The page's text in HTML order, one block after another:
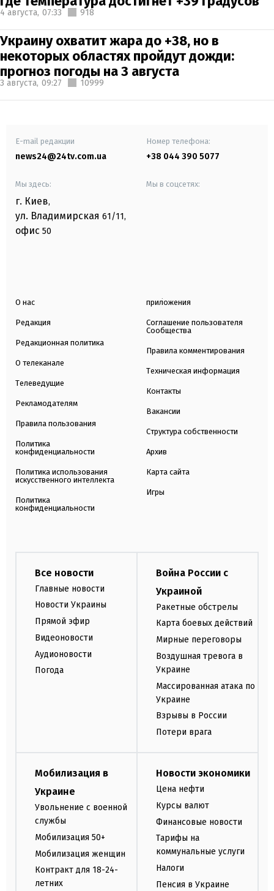
4 августа, 07:33 918
Украину охватит жара до +38, но в
некоторых областях пройдут дожди:
прогноз погоды на 3 августа
3 августа, 09:27 10999
E-mail редакции
news24@24tv.com.ua
Номер телефона:
+38 044 390 5077
Мы здесь:
г. Киев,
ул. Владимирская 61/11,
офис 50
Мы в соцсетях:
О нас
Редакция
Редакционная политика
О телеканале
Телеведущие
Рекламодателям
Правила пользования
Политика
конфиденциальности
Политика использования
искусственного интеллекта
Политика
конфиденциальности
приложения
Соглашение пользователя
Сообщества
Правила комментирования
Техническая информация
Контакты
Вакансии
Структура собственности
Архив
Карта сайта
Игры
Все новости
Главные новости
Новости Украины
Прямой эфир
Видеоновости
Аудионовости
Погода
Война России с
Украиной
Ракетные обстрелы
Карта боевых действий
Мирные переговоры
Воздушная тревога в
Украине
Массированная атака по
Украине
Взрывы в России
Потери врага
Мобилизация в
Украине
Увольнение с военной
службы
Мобилизация 50+
Мобилизация женщин
Контракт для 18-24-
летних
Новости экономики
Цена нефти
Курсы валют
Финансовые новости
Тарифы на
коммунальные услуги
Налоги
Пенсия в Украине